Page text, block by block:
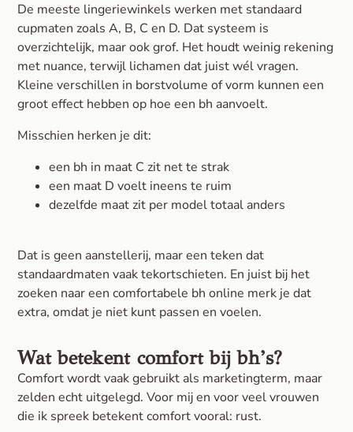
De meeste lingeriewinkels werken met standaard
cupmaten zoals A, B, C en D. Dat systeem is
overzichtelijk, maar ook grof. Het houdt weinig rekening
met nuance, terwijl lichamen dat juist wél vragen.
Kleine verschillen in borstvolume of vorm kunnen een
groot effect hebben op hoe een bh aanvoelt.
Misschien herken je dit:
een bh in maat C zit net te strak
een maat D voelt ineens te ruim
dezelfde maat zit per model totaal anders
Dat is geen aanstellerij, maar een teken dat
standaardmaten vaak tekortschieten. En juist bij het
zoeken naar een comfortabele bh online merk je dat
extra, omdat je niet kunt passen en voelen.
Wat betekent comfort bij bh’s?
Comfort wordt vaak gebruikt als marketingterm, maar
zelden echt uitgelegd. Voor mij en voor veel vrouwen
die ik spreek betekent comfort vooral: rust.